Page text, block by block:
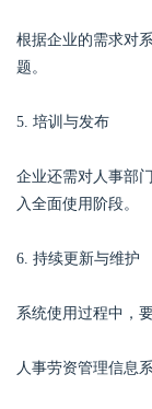
根据企业的需求对
题。
5. 培训与发布
企业还需对人事部
入全面使用阶段。
6. 持续更新与维护
系统使用过程中，
人事劳资管理信息